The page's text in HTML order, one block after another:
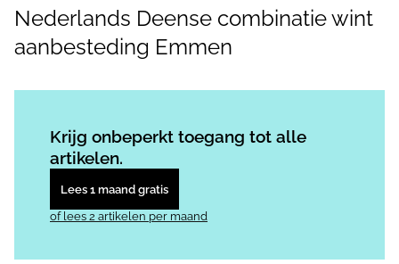
Nederlands Deense combinatie wint
aanbesteding Emmen
Krijg onbeperkt toegang tot alle
artikelen.
Lees 1 maand gratis
of lees 2 artikelen per maand